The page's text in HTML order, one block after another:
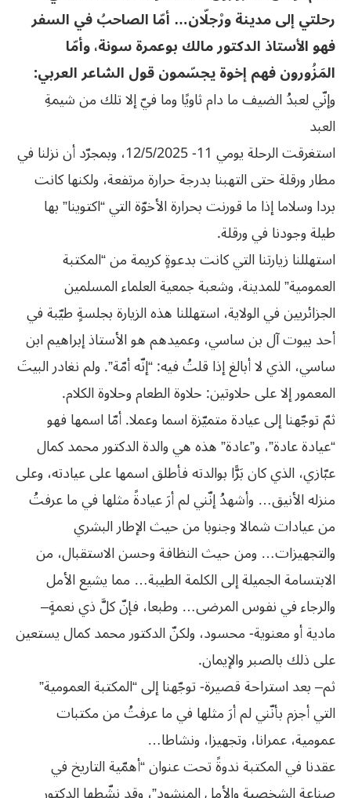
رحلتي إلى مدينة ورْجلّان… أمّا الصاحبُ في السفر
فهو الأستاذ الدكتور مالك بوعمرة سونة، وأمّا
المَزُورون فهم إخوة يجسّمون قول الشاعر العربي:
وإنّي لعبدُ الضيف ما دام ثاويًا وما فيّ إلا تلك من شيمةِ
العبد
استغرقت الرحلة يومي 11- 12/5/2025، وبمجرّد أن نزلنا في
مطار ورقلة حتى التهبنا بدرجة حرارة مرتفعة، ولكنها كانت
بردا وسلاما إذا ما قورنت بحرارة الأخوّة التي “اكتوينا” بها
طيلة وجودنا في ورقلة.
استهللنا زيارتنا التي كانت بدعوةٍ كريمة من “المكتبة
العمومية” للمدينة، وشعبة جمعية العلماء المسلمين
الجزائريين في الولاية، استهللنا هذه الزيارة بجلسةٍ طيّبة في
أحد بيوت آل بن ساسي، وعميدهم هو الأستاذ إبراهيم ابن
ساسي، الذي لا أبالغ إذا قلتُ فيه: “إنّه أمّة”. ولم نغادر البيتَ
المعمور إلا على حلاوتين: حلاوة الطعام وحلاوة الكلام.
ثمّ توجّهنا إلى عيادة متميّزة اسما وعملا. أمّا اسمها فهو
“عيادة عادة”، و”عادة” هذه هي والدة الدكتور محمد كمال
عبّازي، الذي كان بَرًّا بوالدته فأطلق اسمها على عيادته، وعلى
منزله الأنيق… وأشهدُ إنّني لم أرَ عيادةً مثلها في ما عرفتُ
من عيادات شمالا وجنوبا من حيث الإطار البشري
والتجهيزات… ومن حيث النظافة وحسن الاستقبال، من
الابتسامة الجميلة إلى الكلمة الطيبة… مما يشيع الأمل
والرجاء في نفوس المرضى… وطبعا، فإنّ كلَّ ذي نعمةٍ–
مادية أو معنوية- محسود، ولكنّ الدكتور محمد كمال يستعين
على ذلك بالصبر والإيمان.
ثم– بعد استراحة قصيرة- توجّهنا إلى “المكتبة العمومية”
التي أجزم بأنّني لم أرَ مثلها في ما عرفتُ من مكتبات
عمومية، عمرانا، وتجهيزا، ونشاطا…
عقدنا في المكتبة ندوةً تحت عنوان “أهمّية التاريخ في